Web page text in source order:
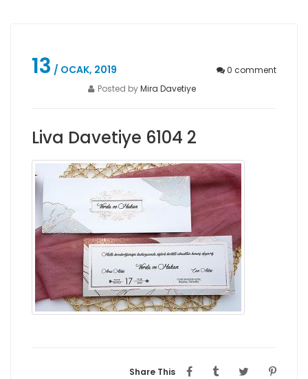
13 / OCAK, 2019 0 comment
Posted byMira Davetiye
Liva Davetiye 6104 2
Share This